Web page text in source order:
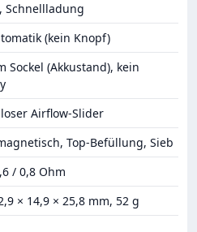
Schnellladung
(kein Knopf)
Sockel (Akkustand), kein
Airflow-Slider
Top-Befüllung, Sieb
/ 0,8 Ohm
× 14,9 × 25,8 mm, 52 g